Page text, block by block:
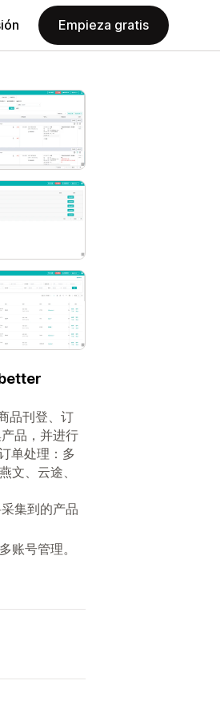
Empieza gratis
品刊登、订
品，并进行
单处理：多
文、云途、
集到的产品
账号管理。